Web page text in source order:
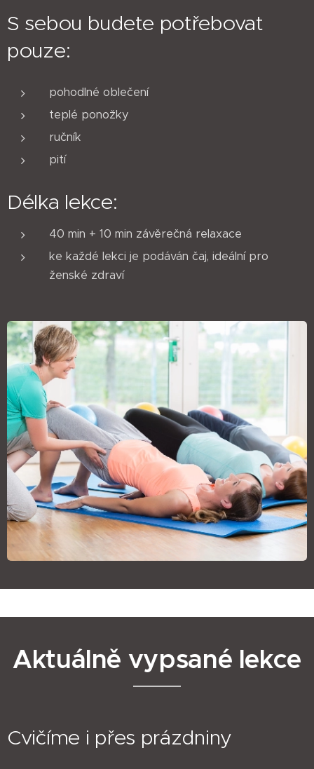
S sebou budete potřebovat
pouze:
pohodlné oblečení
teplé ponožky
ručník
pití
Délka lekce:
40 min + 10 min závěrečná relaxace
ke každé lekci je podáván čaj, ideální pro
ženské zdraví
Aktuálně vypsané lekce
Cvičíme i přes prázdniny